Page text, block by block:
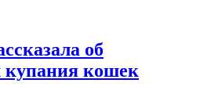
об
купания кошек